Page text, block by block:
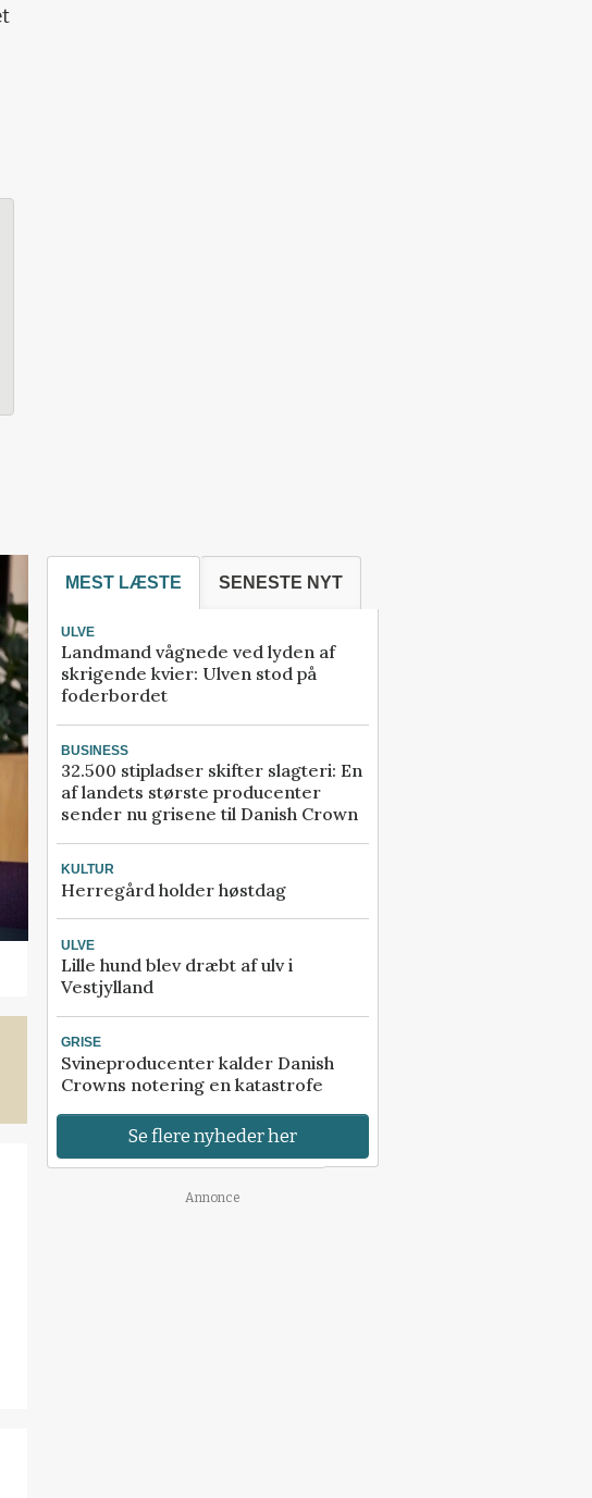
MEST LÆSTE SENESTE NYT
ULVE
Landmand vågnede ved lyden af
skrigende kvier: Ulven stod på
foderbordet
BUSINESS
32.500 stipladser skifter slagteri: En
af landets største producenter
sender nu grisene til Danish Crown
KULTUR
Herregård holder høstdag
ULVE
Lille hund blev dræbt af ulv i
Vestjylland
GRISE
Svineproducenter kalder Danish
Crowns notering en katastrofe
Se flere nyheder her
Annonce